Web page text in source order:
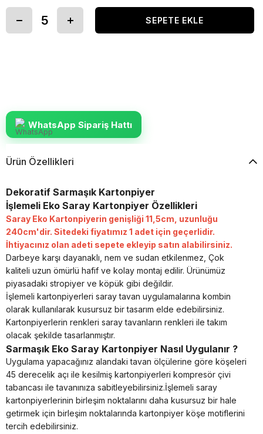
WhatsApp Sipariş Hattı
Ürün Özellikleri
Dekoratif Sarmaşık Kartonpiyer
İşlemeli Eko Saray Kartonpiyer Özellikleri
Saray Eko Kartonpiyerin genişliği 11,5cm, uzunluğu
240cm'dir. Sitedeki fiyatımız 1 adet için geçerlidir.
İhtiyacınız olan adeti sepete ekleyip satın alabilirsiniz.
Darbeye karşı dayanaklı, nem ve sudan etkilenmez, Çok
kaliteli uzun ömürlü hafif ve kolay montaj edilir. Ürünümüz
piyasadaki stropiyer ve köpük gibi değildir.
İşlemeli kartonpiyerleri saray tavan uygulamalarına kombin
olarak kullanılarak kusursuz bir tasarım elde edebilirsiniz.
Kartonpiyerlerin renkleri saray tavanların renkleri ile takım
olacak şekilde tasarlanmıştır.
Sarmaşık Eko Saray Kartonpiyer Nasıl Uygulanır ?
Uygulama yapacağınız alandaki tavan ölçülerine göre köşeleri
45 derecelik açı ile kesilmiş kartonpiyerleri kompresör çivi
tabancası ile tavanınıza sabitleyebilirsiniz.İşlemeli saray
kartonpiyerlerinin birleşim noktalarını daha kusursuz bir hale
getirmek için birleşim noktalarında kartonpiyer köşe motiflerini
tercih edebilirsiniz.